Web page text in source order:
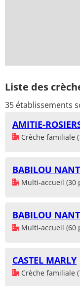
Liste des
35 établissements
AMITIE-
Crèche familiale
BABILOU
Multi-accueil (30
BABILOU
Multi-accueil (60
CASTEL MARLY
Crèche familiale